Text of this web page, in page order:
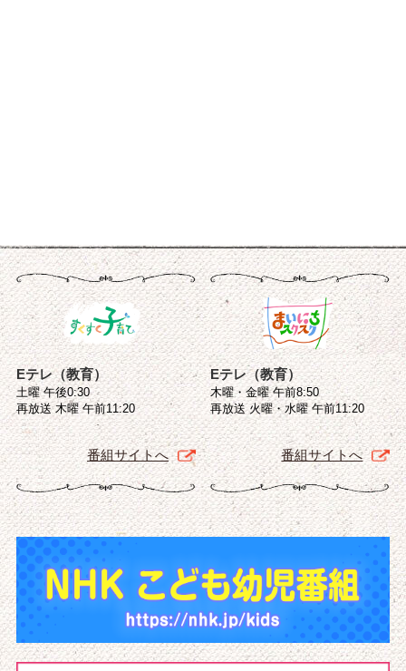
Eテレ（教育）
土曜 午後0:30
再放送 木曜 午前11:20
番組サイトへ
Eテレ（教育）
木曜・金曜 午前8:50
再放送 火曜・水曜 午前11:20
番組サイトへ